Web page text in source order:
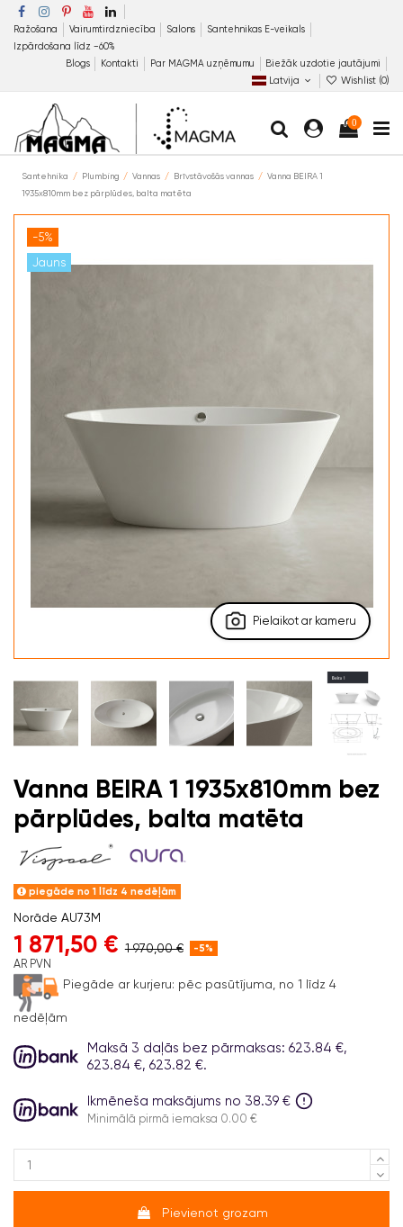
Ražošana Vairumtirdzniecība Salons
Santehnikas E-veikals
Izpārdošana līdz −60%
Blogs
Kontakti Par MAGMA uzņēmumu
Biežāk uzdotie jautājumi
Latvija
Wishlist (0)
0
Santehnika Plumbing Vannas Brīvstāvošās vannas
Vanna BEIRA 1
1935x810mm bez pārplūdes, balta matēta
-5%
Jauns
Pielaikot ar kameru
Vanna BEIRA 1 1935x810mm bez
pārplūdes, balta matēta
piegāde no 1 līdz 4 nedēļām
Norāde AU73M
1 871,50 € 1 970,00 € -5%
AR PVN
Piegāde ar kurjeru: pēc pasūtījuma, no 1 līdz 4
nedēļām
Maksā 3 daļās bez pārmaksas: 623.84 €,
623.84 €, 623.82 €.
Ikmēneša maksājums no 38.39 €
Minimālā pirmā iemaksa 0.00 €
Pievienot grozam